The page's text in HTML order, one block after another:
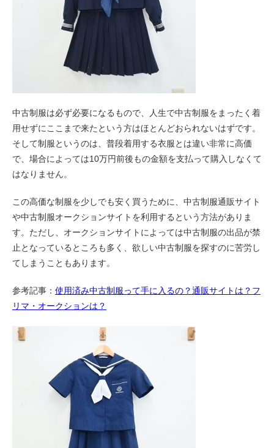
中古制服は必ず必要になるもので、人生で中古制服をまったく着
用せずにここまで来たという方はほとんどおられないはずです。
そして制服というのは、普段着用する衣服とは違い非常に高価
で、場合によっては10万円前後もの金額を支払って購入しなくて
はなりません。
この高価な制服を少しでも安く買うために、中古制服通販サイト
や中古制服オークションサイトを利用するという方法がありま
す。ただし、オークションサイトによっては中古制服の出品が禁
止となっているところも多く、欲しい中古制服を探すのに苦労し
てしまうこともあります。
参考記事： 使用済み中古制服って手に入るの？通販サイトは？フ
リマ・オークションは？